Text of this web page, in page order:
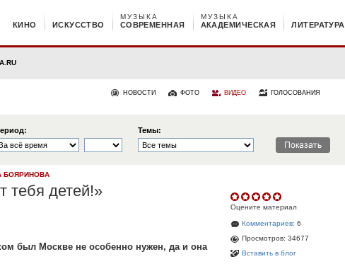
КИНО ИСКУССТВО СОВРЕМЕННАЯ
МУЗЫКА
АКАДЕМИЧЕСКАЯ
МУЗЫКА
ЛИТЕРАТУРА
НОВОСТИ ФОТО ВИДЕО ГОЛОСОВАНИЯ
Темы:
БОЯРИНОВА
тебя детей!»
был Москве не особенно нужен, да и она
Оцените материал
Комментариев: 6
Просмотров: 34677
Вставить в блог